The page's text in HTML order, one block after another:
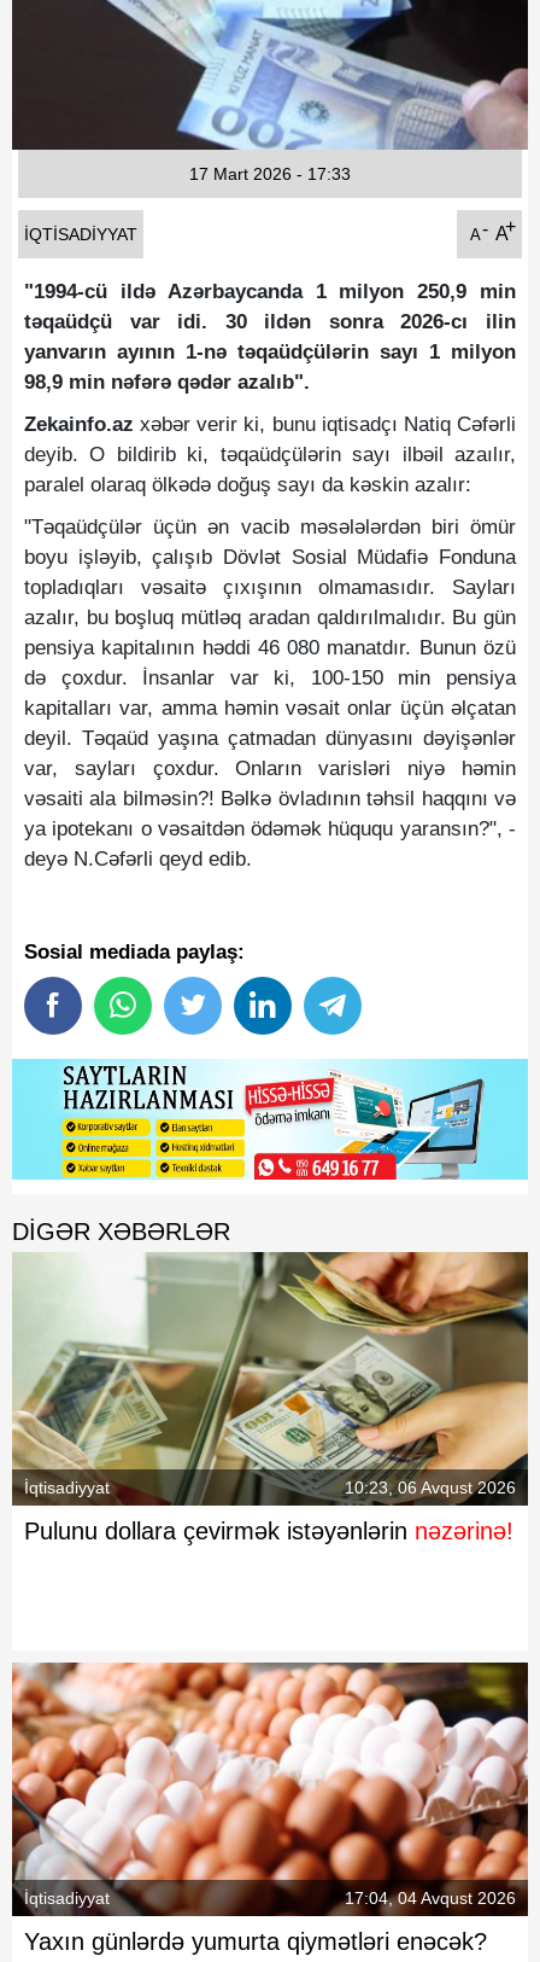
İQTISADIYYAT A- A+
17 Mart 2026 - 17:33
"1994-cü ildə Azərbaycanda 1 milyon 250,9 min
təqaüdçü var idi. 30 ildən sonra 2026-cı ilin
yanvarın ayının 1-nə təqaüdçülərin sayı 1 milyon
98,9 min nəfərə qədər azalıb".
Zekainfo.az xəbər verir ki, bunu iqtisadçı Natiq Cəfərli
deyib. O bildirib ki, təqaüdçülərin sayı ilbəil azaılır,
paralel olaraq ölkədə doğuş sayı da kəskin azalır:
"Təqaüdçülər üçün ən vacib məsələlərdən biri ömür
boyu işləyib, çalışıb Dövlət Sosial Müdafiə Fonduna
topladıqları vəsaitə çıxışının olmamasıdır. Sayları
azalır, bu boşluq mütləq aradan qaldırılmalıdır. Bu gün
pensiya kapitalının həddi 46 080 manatdır. Bunun özü
də çoxdur. İnsanlar var ki, 100-150 min pensiya
kapitalları var, amma həmin vəsait onlar üçün əlçatan
deyil. Təqaüd yaşına çatmadan dünyasını dəyişənlər
var, sayları çoxdur. Onların varisləri niyə həmin
vəsaiti ala bilməsin?! Bəlkə övladının təhsil haqqını və
ya ipotekanı o vəsaitdən ödəmək hüququ yaransın?", -
deyə N.Cəfərli qeyd edib.
Sosial mediada paylaş:
DIGƏR XƏBƏRLƏR
İqtisadiyyat 10:23, 06 Avqust 2026
Pulunu dollara çevirmək istəyənlərin nəzərinə!
İqtisadiyyat 17:04, 04 Avqust 2026
Yaxın günlərdə yumurta qiymətləri enəcək?